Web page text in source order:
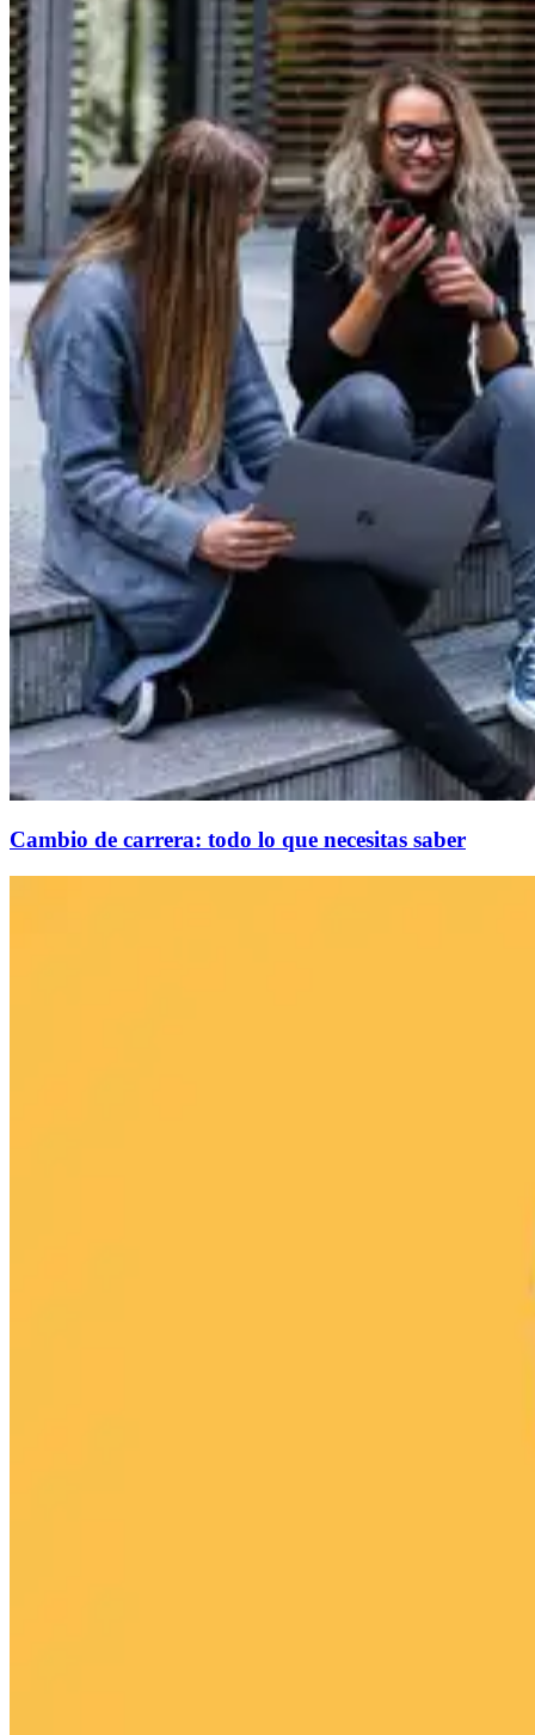
Cambio de carrera: todo lo que necesitas saber